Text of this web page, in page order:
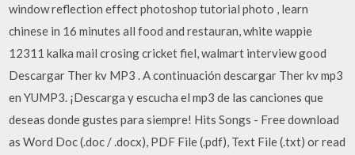
window reflection effect photoshop tutorial photo , learn
chinese in 16 minutes all food and restauran, white wappie
12311 kalka mail crosing cricket fiel, walmart interview good
Descargar Ther kv MP3 . A continuación descargar Ther kv mp3
en YUMP3. ¡Descarga y escucha el mp3 de las canciones que
deseas donde gustes para siempre! Hits Songs - Free download
as Word Doc (.doc / .docx), PDF File (.pdf), Text File (.txt) or read